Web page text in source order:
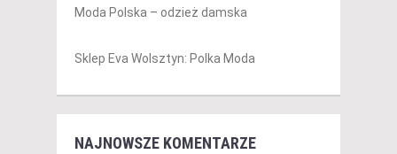
Moda Polska – odzież damska
Sklep Eva Wolsztyn: Polka Moda
NAJNOWSZE KOMENTARZE